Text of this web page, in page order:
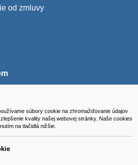
súbory cookie na zhromažďovanie údajov
kvality našej webovej stránky. Naše cookies
na tlačidlá nižšie.
od zmluvy
01 Žiar nad Hronom